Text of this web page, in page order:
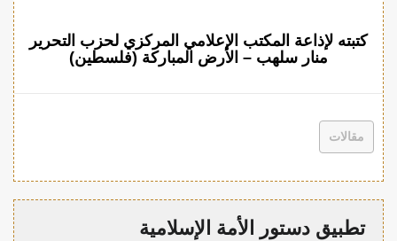
كتبته لإذاعة المكتب الإعلامي المركزي لحزب التحرير
منار سلهب – الأرض المباركة (فلسطين)
مقالات
تطبيق دستور الأمة الإسلامية